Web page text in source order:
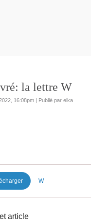
la lettre W
16:08pm | Publié par elka
W
article